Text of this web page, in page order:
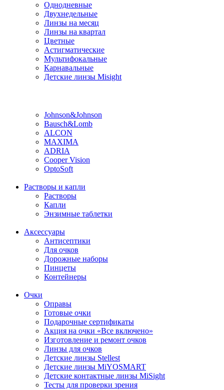
Однодневные
Двухнедельные
Линзы на месяц
Линзы на квартал
Цветные
Астигматические
Мультифокальные
Карнавальные
Детские линзы Misight
Johnson&Johnson
Bausch&Lomb
ALCON
MAXIMA
ADRIA
Cooper Vision
OptoSoft
Растворы и капли
Растворы
Капли
Энзимные таблетки
Аксессуары
Антисептики
Для очков
Дорожные наборы
Пинцеты
Контейнеры
Очки
Оправы
Готовые очки
Подарочные сертификаты
Акция на очки «Все включено»
Изготовление и ремонт очков
Линзы для очков
Детские линзы Stellest
Детские линзы MiYOSMART
Детские контактные линзы MiSight
Тесты для проверки зрения